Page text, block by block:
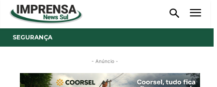
SEGURANÇA
- Anúncio -